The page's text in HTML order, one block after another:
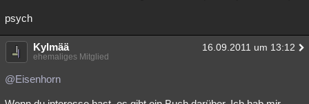
psych
Kylmää 16.09.2011 um 13:12
ehemaliges Mitglied
@Eisenhorn